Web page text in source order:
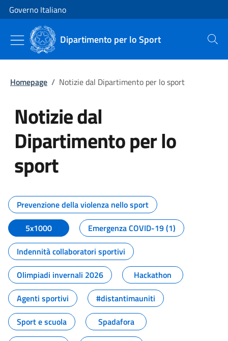
Vai al contenuto
Vai alla navigazione del sito
Governo Italiano
Dipartimento per lo Sport Cerca
Homepage / Notizie dal Dipartimento per lo sport
Notizie dal
Dipartimento per lo
sport
Tutti i contenuti della pagina
Prevenzione della violenza nello sport
5x1000
Emergenza COVID-19 (1)
Indennità collaboratori sportivi
Olimpiadi invernali 2026
Hackathon
Agenti sportivi
#distantimauniti
Sport e scuola
Spadafora